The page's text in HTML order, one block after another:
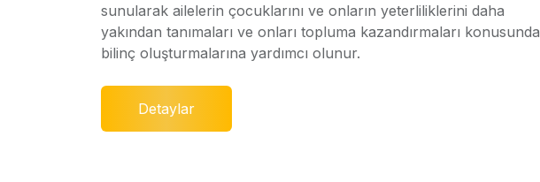
sunularak ailelerin çocuklarını ve onların yeterliliklerini daha
yakından tanımaları ve onları topluma kazandırmaları konusunda
bilinç oluşturmalarına yardımcı olunur.
Detaylar